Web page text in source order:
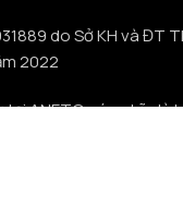
do Sở KH và ĐT
2022
ANETO có nghĩa là